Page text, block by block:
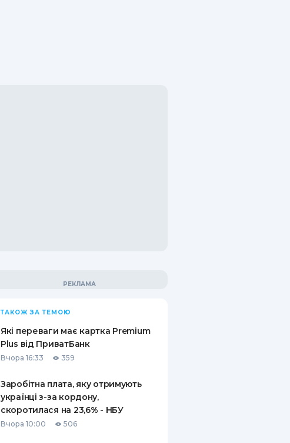
ТАКОЖ ЗА ТЕМОЮ
Які переваги має картка Premium
Plus від ПриватБанк
Вчора 16:33 359
Заробітна плата, яку отримують
українці з-за кордону,
скоротилася на 23,6% - НБУ
Вчора 10:00 506